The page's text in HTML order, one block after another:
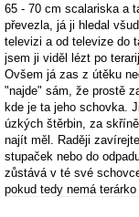
65 - 70 cm scalariska a
převezla, já ji hledal
televizi a od televize do
jsem ji viděl lézt po
Ovšem já zas z útěku
"najde" sám, že prostě
kde je ta jeho schovka.
úzkých štěrbin, za
najít měl. Raději
stupaček nebo do
zůstává v té své
pokud tedy nemá
had, postupovat na obě